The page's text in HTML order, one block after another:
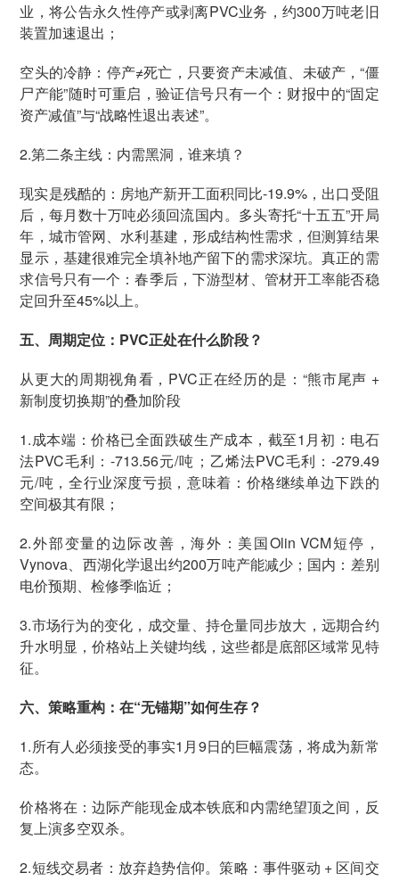
业，将公告永久性停产或剥离PVC业务，约300万吨老旧
装置加速退出；
空头的冷静：停产≠死亡，只要资产未减值、未破产，“僵
尸产能”随时可重启，验证信号只有一个：财报中的“固定
资产减值”与“战略性退出表述”。
2.第二条主线：内需黑洞，谁来填？
现实是残酷的：房地产新开工面积同比-19.9%，出口受阻
后，每月数十万吨必须回流国内。多头寄托“十五五”开局
年，城市管网、水利基建，形成结构性需求，但测算结果
显示，基建很难完全填补地产留下的需求深坑。真正的需
求信号只有一个：春季后，下游型材、管材开工率能否稳
定回升至45%以上。
五、周期定位：PVC正处在什么阶段？
从更大的周期视角看，PVC正在经历的是：“熊市尾声 +
新制度切换期”的叠加阶段
1.成本端：价格已全面跌破生产成本，截至1月初：电石
法PVC毛利：-713.56元/吨；乙烯法PVC毛利：-279.49
元/吨，全行业深度亏损，意味着：价格继续单边下跌的
空间极其有限；
2.外部变量的边际改善，海外：美国Olin VCM短停，
Vynova、西湖化学退出约200万吨产能减少；国内：差别
电价预期、检修季临近；
3.市场行为的变化，成交量、持仓量同步放大，远期合约
升水明显，价格站上关键均线，这些都是底部区域常见特
征。
六、策略重构：在“无锚期”如何生存？
1.所有人必须接受的事实1月9日的巨幅震荡，将成为新常
态。
价格将在：边际产能现金成本铁底和内需绝望顶之间，反
复上演多空双杀。
2.短线交易者：放弃趋势信仰。策略：事件驱动 + 区间交